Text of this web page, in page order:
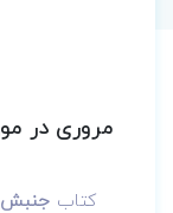
مروری در
کتاب جنبش